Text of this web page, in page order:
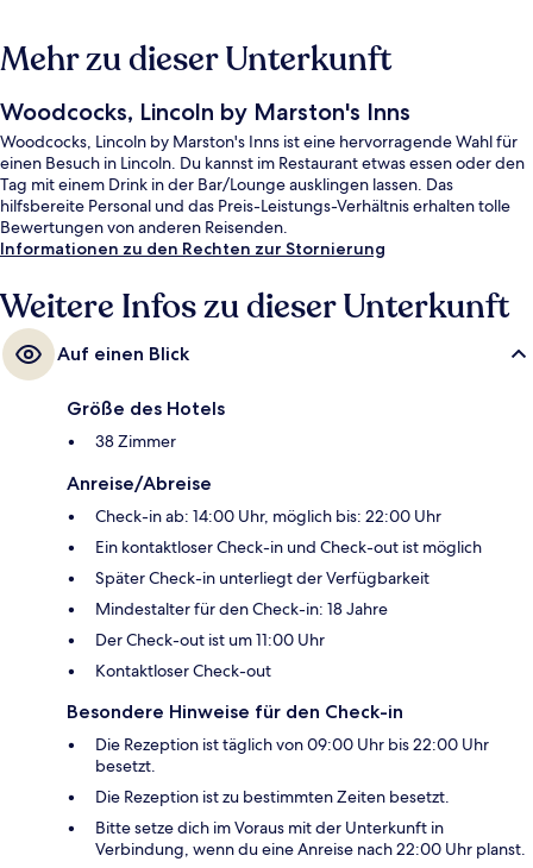
Mehr zu dieser Unterkunft
Woodcocks, Lincoln by Marston's Inns
Woodcocks, Lincoln by Marston's Inns ist eine hervorragende Wahl für
einen Besuch in Lincoln. Du kannst im Restaurant etwas essen oder den
Tag mit einem Drink in der Bar/Lounge ausklingen lassen. Das
hilfsbereite Personal und das Preis-Leistungs-Verhältnis erhalten tolle
Bewertungen von anderen Reisenden.
Informationen zu den Rechten zur Stornierung
Weitere Infos zu dieser Unterkunft
Auf einen Blick
Größe des Hotels
38 Zimmer
Anreise/Abreise
Check-in ab: 14:00 Uhr, möglich bis: 22:00 Uhr
Ein kontaktloser Check-in und Check-out ist möglich
Später Check-in unterliegt der Verfügbarkeit
Mindestalter für den Check-in: 18 Jahre
Der Check-out ist um 11:00 Uhr
Kontaktloser Check-out
Besondere Hinweise für den Check-in
Die Rezeption ist täglich von 09:00 Uhr bis 22:00 Uhr
besetzt.
Die Rezeption ist zu bestimmten Zeiten besetzt.
Bitte setze dich im Voraus mit der Unterkunft in
Verbindung, wenn du eine Anreise nach 22:00 Uhr planst.